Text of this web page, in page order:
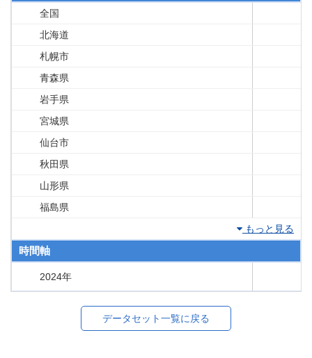
全国
北海道
札幌市
青森県
岩手県
宮城県
仙台市
秋田県
山形県
福島県
もっと見る
時間軸
2024年
データセット一覧に戻る